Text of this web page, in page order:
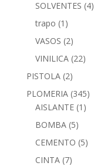
SOLVENTES (4)
trapo (1)
VASOS (2)
VINILICA (22)
PISTOLA (2)
PLOMERIA (345)
AISLANTE (1)
BOMBA (5)
CEMENTO (5)
CINTA (7)